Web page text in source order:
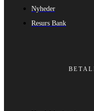
Nyheder
Resurs Bank